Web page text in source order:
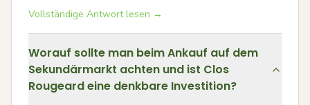
Vollständige Antwort lesen →
Worauf sollte man beim Ankauf auf dem
Sekundärmarkt achten und ist Clos
Rougeard eine denkbare Investition?